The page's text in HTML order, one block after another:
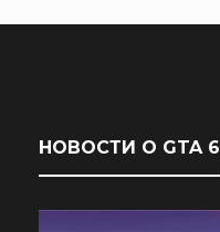
НОВОСТИ О GTA 6